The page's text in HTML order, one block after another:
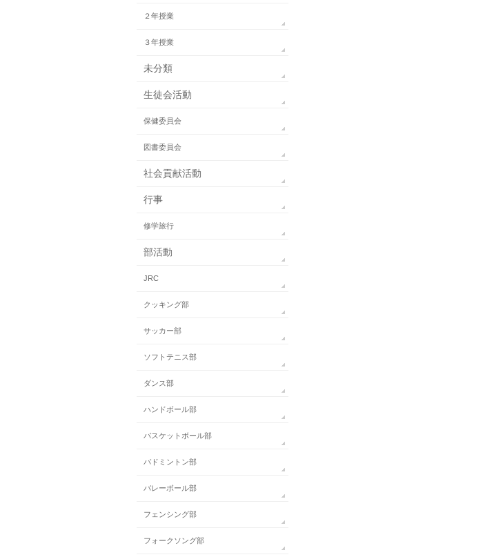
２年授業
３年授業
未分類
生徒会活動
保健委員会
図書委員会
社会貢献活動
行事
修学旅行
部活動
JRC
クッキング部
サッカー部
ソフトテニス部
ダンス部
ハンドボール部
バスケットボール部
バドミントン部
バレーボール部
フェンシング部
フォークソング部